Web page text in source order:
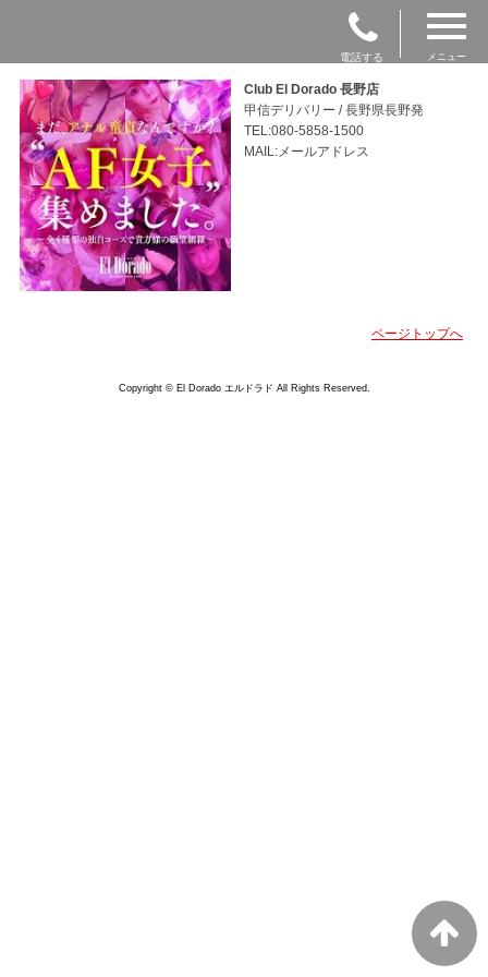
電話する メニュー
Club El Dorado 長野店
甲信デリバリー / 長野県長野発
TEL:080-5858-1500
MAIL:メールアドレス
ページトップへ
Copyright © El Dorado エルドラド All Rights Reserved.